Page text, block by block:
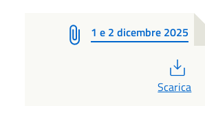
1 e 2 dicembre 2025
Scarica